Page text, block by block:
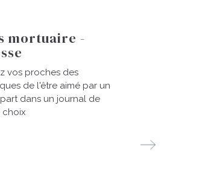
mortuaire -
vos proches des
de l'être aimé par un
dans un journal de
choix